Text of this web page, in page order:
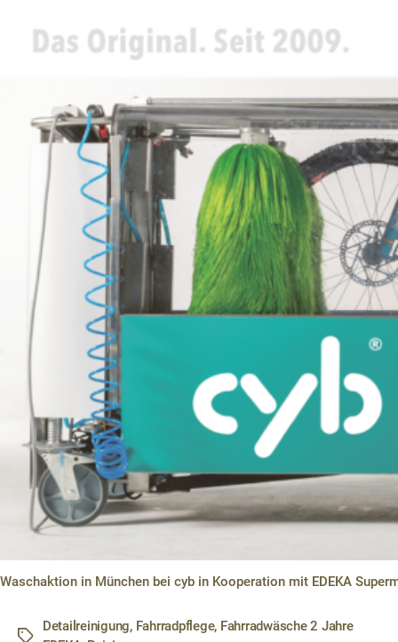
Waschaktion in München bei cyb in Kooperation mit EDEKA
Schlagwörter
Detailreinigung, Fahrradpflege, Fahrradwäsche 2 Jahre